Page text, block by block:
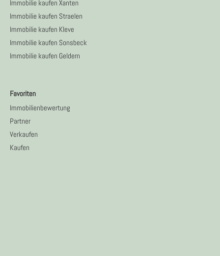
Immobilie kaufen Xanten
Immobilie kaufen Straelen
Immobilie kaufen Kleve
Immobilie kaufen Sonsbeck
Immobilie kaufen Geldern
Favoriten
Immobilienbewertung
Partner
Verkaufen
Kaufen